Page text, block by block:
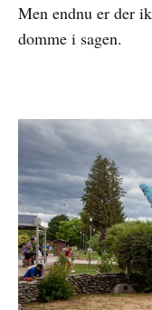
Men endnu er der
domme i sagen.